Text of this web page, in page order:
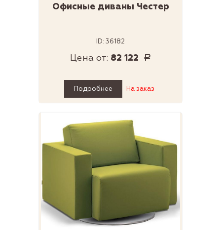
Офисные диваны Честер
ID: 36182
Цена от: 82 122 Р
Подробнее На заказ